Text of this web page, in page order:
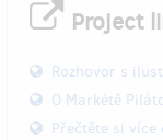
Project
Rozhovor s
O Markétě
Přečtěte si